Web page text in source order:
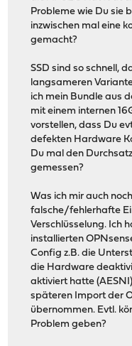
Probleme wie Du sie
inzwischen mal eine
gemacht?
SSD sind so schnell,
langsameren
ich mein Bundle aus
mit einem internen
vorstellen, dass Du
defekten Hardware
Du mal den
gemessen?
Was ich mir auch
falsche/fehlerhafte
Verschlüsselung. Ich
installierten
Config z.B. die
die Hardware
aktiviert hatte
späteren Import der
übernommen. Evtl.
Problem geben?